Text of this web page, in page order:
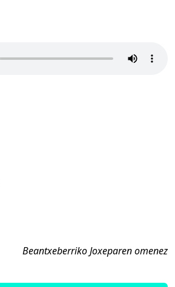
Beantxeberriko Joxeparen omenez